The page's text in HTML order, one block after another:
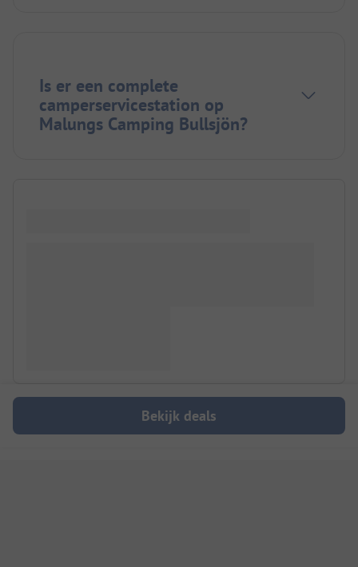
Is er een complete
camperservicestation op
Malungs Camping Bullsjön?
Bekijk deals